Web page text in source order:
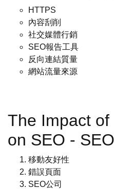
HTTPS
內容刮削
社交媒體行銷
SEO報告工具
反向連結質量
網站流量來源
The Impact
on SEO -
移動友好性
錯誤頁面
SEO公司